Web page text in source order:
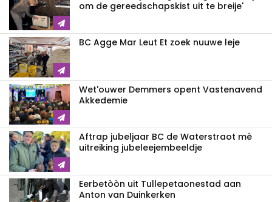
om de gereedschapskist uit te breije'
BC Agge Mar Leut Et zoek nuuwe leje
Wet'ouwer Demmers opent Vastenavend
Akkedemie
Aftrap jubeljaar BC de Waterstraot mè
uitreiking jubeleejembeeldje
Eerbetòòn uit Tullepetaonestad aan
Anton van Duinkerken